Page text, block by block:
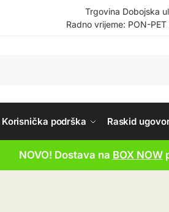
Trgovina Dobojska
Radno vrijeme: PON-
Korisnička podrška Raskid
NOVO! Dostava na BOX NOW